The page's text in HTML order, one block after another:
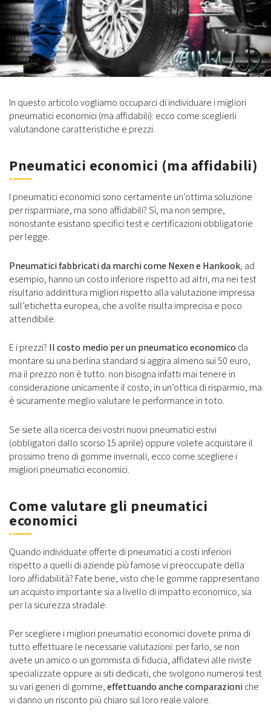
In questo articolo vogliamo occuparci di individuare i migliori
pneumatici economici (ma affidabili): ecco come sceglierli
valutandone caratteristiche e prezzi.
Pneumatici economici (ma affidabili)
I pneumatici economici sono certamente un’ottima soluzione
per risparmiare, ma sono affidabili? Sì, ma non sempre,
nonostante esistano specifici test e certificazioni obbligatorie
per legge.
Pneumatici fabbricati da marchi come Nexen e Hankook, ad
esempio, hanno un costo inferiore rispetto ad altri, ma nei test
risultano addirittura migliori rispetto alla valutazione impressa
sull’etichetta europea, che a volte risulta imprecisa e poco
attendibile.
E i prezzi? Il costo medio per un pneumatico economico da
montare su una berlina standard si aggira almeno sui 50 euro,
ma il prezzo non è tutto: non bisogna infatti mai tenere in
considerazione unicamente il costo, in un’ottica di risparmio, ma
è sicuramente meglio valutare le performance in toto.
Se siete alla ricerca dei vostri nuovi pneumatici estivi
(obbligatori dallo scorso 15 aprile) oppure volete acquistare il
prossimo treno di gomme invernali, ecco come scegliere i
migliori pneumatici economici.
Come valutare gli pneumatici
economici
Quando individuate offerte di pneumatici a costi inferiori
rispetto a quelli di aziende più famose vi preoccupate della
loro affidabilità? Fate bene, visto che le gomme rappresentano
un acquisto importante sia a livello di impatto economico, sia
per la sicurezza stradale.
Per scegliere i migliori pneumatici economici dovete prima di
tutto effettuare le necessarie valutazioni: per farlo, se non
avete un amico o un gommista di fiducia, affidatevi alle riviste
specializzate oppure ai siti dedicati, che svolgono numerosi test
su vari generi di gomme,effettuando anche comparazioniche
vi danno un risconto più chiaro sul loro reale valore.